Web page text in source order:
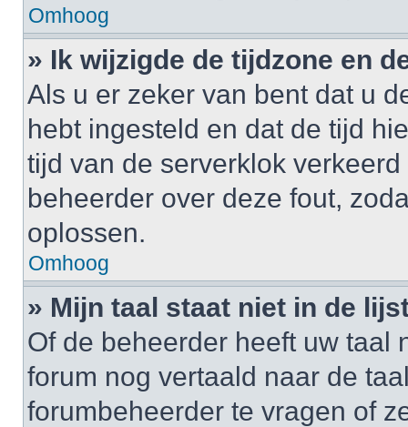
Omhoog
» Ik wijzigde de tijdzone en
Als u er zeker van bent dat u
hebt ingesteld en dat de tijd
tijd van de serverklok
beheerder over deze fout,
oplossen.
Omhoog
» Mijn taal staat niet in de
Of de beheerder heeft uw taal
forum nog vertaald naar de
forumbeheerder te vragen of